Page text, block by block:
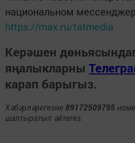
национальном
https://max.ru/tatmedia
Керәшен
яңалыкларны
карап барыгыз.
Хәбәрләрегезне 89172509795
шалтыратып әйтегез.